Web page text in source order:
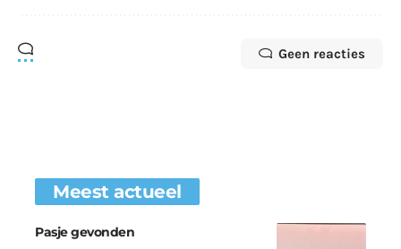
Geen reacties
Meest actueel
Pasje gevonden